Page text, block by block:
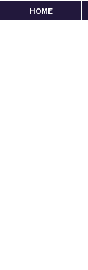
HOME